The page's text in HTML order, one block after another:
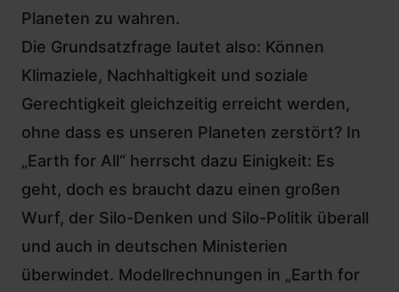
Planeten zu wahren.
Die Grundsatzfrage lautet also: Können
Klimaziele, Nachhaltigkeit und soziale
Gerechtigkeit gleichzeitig erreicht werden,
ohne dass es unseren Planeten zerstört? In
„Earth for All“ herrscht dazu Einigkeit: Es
geht, doch es braucht dazu einen großen
Wurf, der Silo-Denken und Silo-Politik überall
und auch in deutschen Ministerien
überwindet. Modellrechnungen in „Earth for